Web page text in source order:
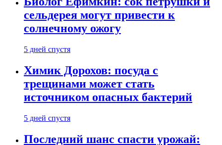
сельдерея могут привести к
солнечному ожогу
5 дней спустя
Химик Дорохов: посуда с
трещинами может стать
источником опасных бактерий
5 дней спустя
Последний шанс спасти урожай: